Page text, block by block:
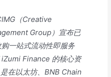
（Creative
Group）宣布已
一站式流动性即服务
iZumi Finance 的核心资
在以太坊、BNB Chain